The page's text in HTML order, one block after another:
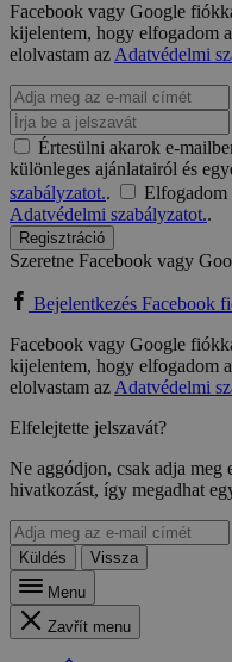
Facebook vagy Google
kijelentem, hogy elfogadom a
elolvastam azAdatvédelmi
Értesülni akarok e-
különleges ajánlatairól és
szabályzatot.. Elfogadom
Adatvédelmi szabályzatot..
Regisztráció
Szeretne Facebook vagy
Bejelentkezés Facebook
Facebook vagy Google
kijelentem, hogy elfogadom a
elolvastam azAdatvédelmi
Elfelejtette jelszavát?
Ne aggódjon, csak adja
hivatkozást, így megadhat
Küldés
Vissza
Menu
Zavřít menu